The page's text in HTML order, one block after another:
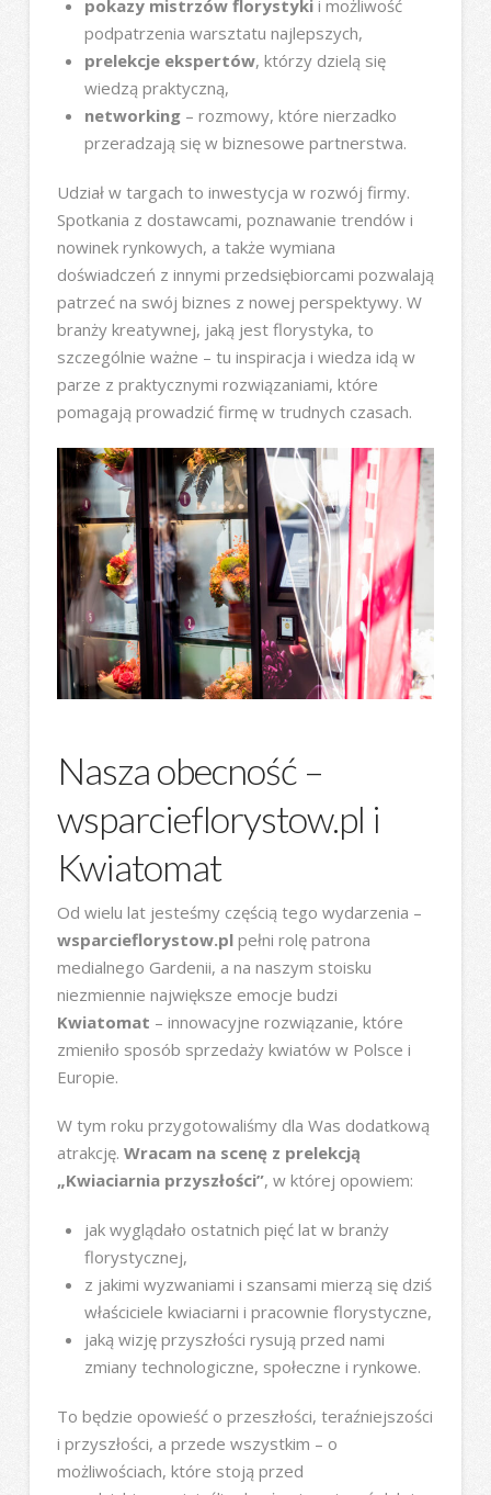
pokazy mistrzów florystykii możliwość
podpatrzenia warsztatu najlepszych,
prelekcje ekspertów, którzy dzielą się
wiedzą praktyczną,
networking– rozmowy, które nierzadko
przeradzają się w biznesowe partnerstwa.
Udział w targach to inwestycja w rozwój firmy.
Spotkania z dostawcami, poznawanie trendów i
nowinek rynkowych, a także wymiana
doświadczeń z innymi przedsiębiorcami pozwalają
patrzeć na swój biznes z nowej perspektywy. W
branży kreatywnej, jaką jest florystyka, to
szczególnie ważne – tu inspiracja i wiedza idą w
parze z praktycznymi rozwiązaniami, które
pomagają prowadzić firmę w trudnych czasach.
Nasza obecność –
wsparcieflorystow.pl i
Kwiatomat
Od wielu lat jesteśmy częścią tego wydarzenia –
wsparcieflorystow.plpełni rolę patrona
medialnego Gardenii, a na naszym stoisku
niezmiennie największe emocje budzi
Kwiatomat – innowacyjne rozwiązanie, które
zmieniło sposób sprzedaży kwiatów w Polsce i
Europie.
W tym roku przygotowaliśmy dla Was dodatkową
atrakcję. Wracam na scenę z prelekcją
„Kwiaciarnia przyszłości”, w której opowiem:
jak wyglądało ostatnich pięć lat w branży
florystycznej,
z jakimi wyzwaniami i szansami mierzą się dziś
właściciele kwiaciarni i pracownie florystyczne,
jaką wizję przyszłości rysują przed nami
zmiany technologiczne, społeczne i rynkowe.
To będzie opowieść o przeszłości, teraźniejszości
i przyszłości, a przede wszystkim – o
możliwościach, które stoją przed